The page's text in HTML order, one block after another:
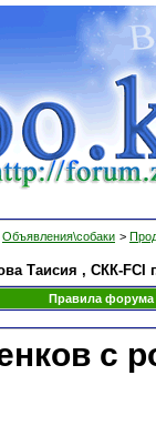
Объявления\собаки >
Таисия , СКК-FCI
Правила форума
с